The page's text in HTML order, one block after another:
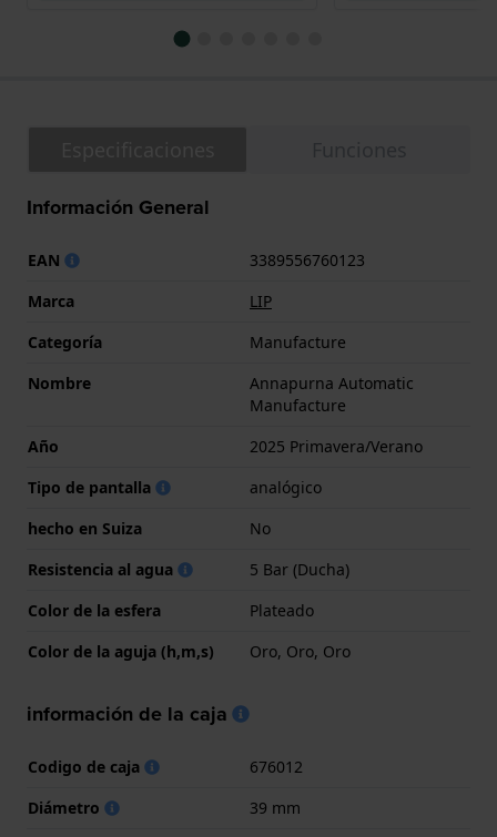
Información General
EAN
3389556760123
Marca
LIP
Categoría
Manufacture
Nombre
Annapurna Automatic
Manufacture
Año
2025 Primavera/Verano
Tipo de pantalla
analógico
hecho en Suiza
No
Resistencia al agua
5 Bar (Ducha)
Color de la esfera
Plateado
Color de la aguja (h,m,s)
Oro, Oro, Oro
información de la caja
Codigo de caja
676012
Diámetro
39 mm